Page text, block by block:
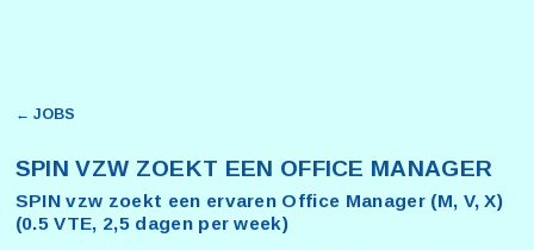
← JOBS
SPIN VZW ZOEKT EEN OFFICE MANAGER
SPIN vzw zoekt een ervaren Office Manager (M, V, X)
(0.5 VTE, 2,5 dagen per week)